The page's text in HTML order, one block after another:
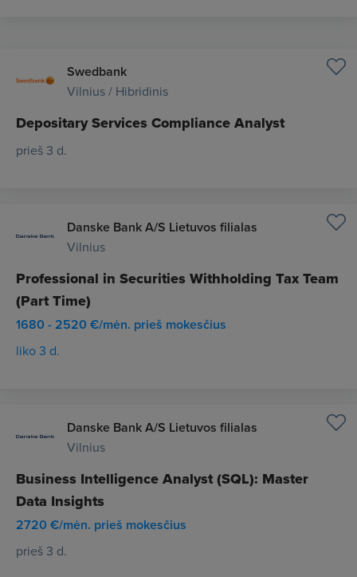
Swedbank
Vilnius / Hibridinis
Depositary Services Compliance Analyst
prieš 3 d.
Danske Bank A/S Lietuvos filialas
Vilnius
Professional in Securities Withholding Tax Team
(Part Time)
1680 - 2520 €/mėn. prieš mokesčius
liko 3 d.
Danske Bank A/S Lietuvos filialas
Vilnius
Business Intelligence Analyst (SQL): Master
Data Insights
2720 €/mėn. prieš mokesčius
prieš 3 d.